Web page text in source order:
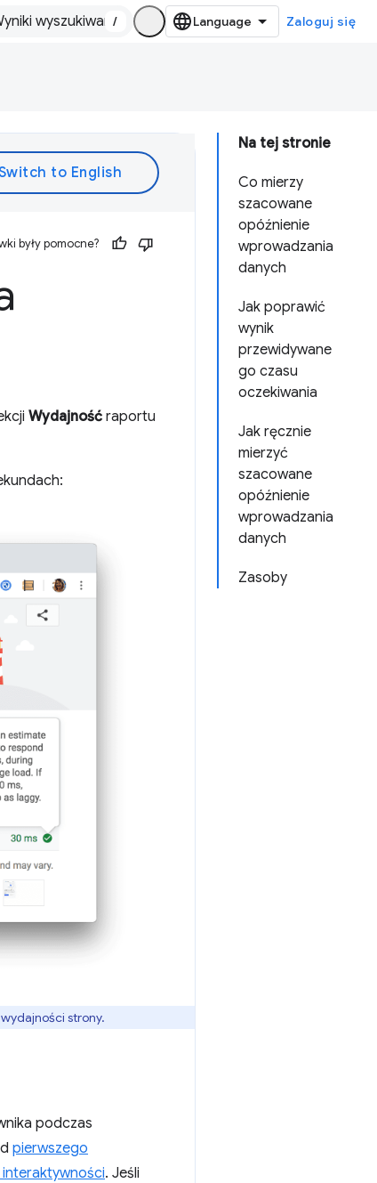
/ Zaloguj się
Na tej stronie
Co mierzy
szacowane
opóźnienie
wprowadzania
danych
Jak poprawić
wynik
przewidywane
go czasu
oczekiwania
Jak ręcznie
mierzyć
szacowane
opóźnienie
wprowadzania
danych
Zasoby
były pomocne?
Wydajność raportu
strony.
podczas
pierwszego
interaktywności. Jeśli